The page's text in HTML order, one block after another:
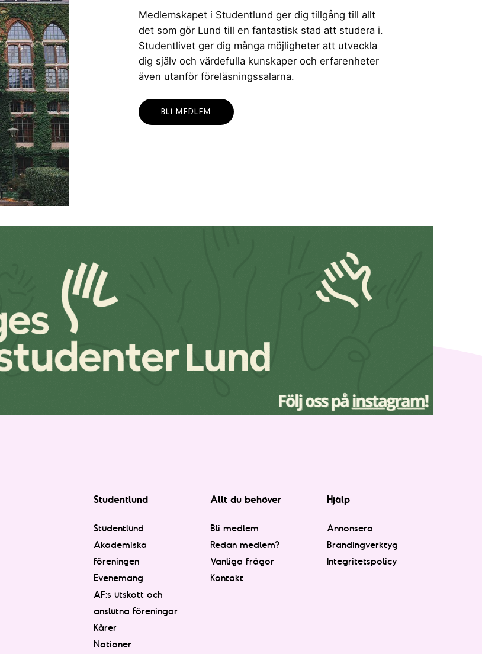
Medlemskapet i Studentlund ger dig tillgång till allt
det som gör Lund till en fantastisk stad att studera i.
Studentlivet ger dig många möjligheter att utveckla
dig själv och värdefulla kunskaper och erfarenheter
även utanför föreläsningssalarna.
BLI MEDLEM
Studentlund
Studentlund
Akademiska
föreningen
Evenemang
AF:s utskott och
anslutna föreningar
Kårer
Nationer
Allt du behöver
Bli medlem
Redan medlem?
Vanliga frågor
Kontakt
Hjälp
Annonsera
Brandingverktyg
Integritetspolicy